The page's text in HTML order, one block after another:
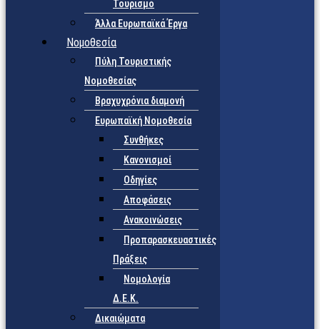
Τουρισμό
Άλλα Ευρωπαϊκά Έργα
Νομοθεσία
Πύλη Τουριστικής
Νομοθεσίας
Βραχυχρόνια διαμονή
Ευρωπαϊκή Νομοθεσία
Συνθήκες
Κανονισμοί
Οδηγίες
Αποφάσεις
Ανακοινώσεις
Προπαρασκευαστικές
Πράξεις
Νομολογία
Δ.Ε.Κ.
Δικαιώματα